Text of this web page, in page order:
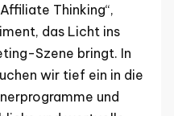
Thinking“,
das Licht ins
Szene bringt. In
wir tief ein in die
und